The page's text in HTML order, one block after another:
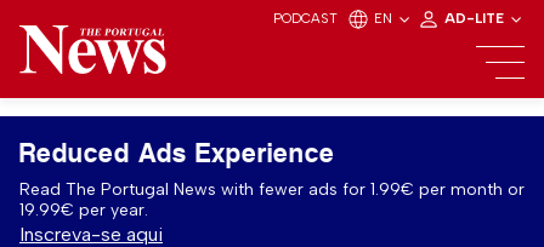
PODCAST EN AD-LITE
Reduced Ads Experience
Read The Portugal News with fewer ads for 1.99€ per month or
19.99€ per year.
Inscreva-se aqui